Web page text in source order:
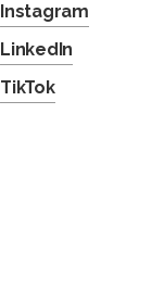
Instagram
LinkedIn
TikTok